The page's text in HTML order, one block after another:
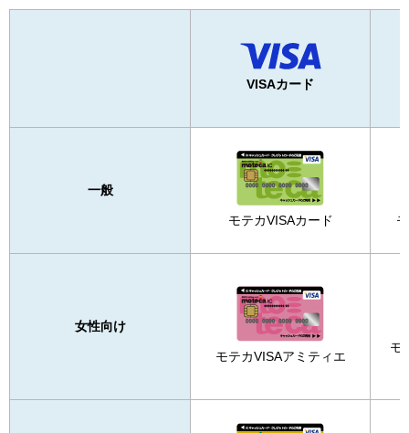
VISAカード
一般
モテカVISAカード
女性向け
モテカVISAアミティエ
モ